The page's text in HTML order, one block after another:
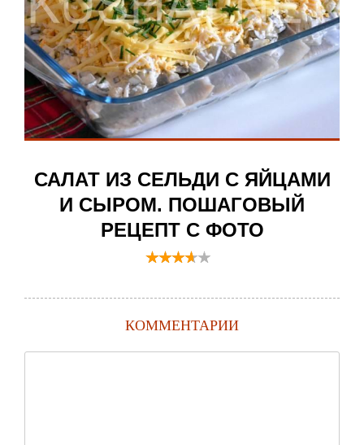
САЛАТ ИЗ СЕЛЬДИ С ЯЙЦАМИ
И СЫРОМ. ПОШАГОВЫЙ
РЕЦЕПТ С ФОТО
КОММЕНТАРИИ